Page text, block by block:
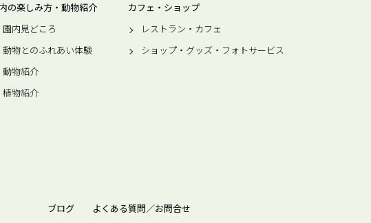
の楽しみ方・動物紹介
園内見どころ
動物とのふれあい体験
動物紹介
植物紹介
カフェ・ショップ
レストラン・カフェ
ショップ・グッズ・フォトサービス
ブログ よくある質問／お問合せ